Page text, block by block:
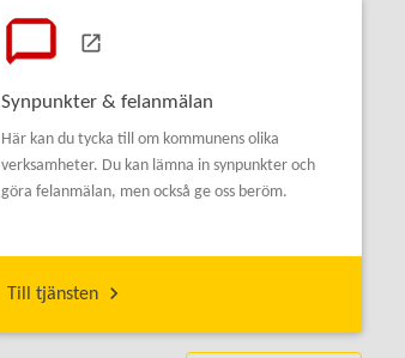
Synpunkter & felanmälan
Här kan du tycka till om kommunens olika
verksamheter. Du kan lämna in synpunkter och
göra felanmälan, men också ge oss beröm.
Till tjänsten